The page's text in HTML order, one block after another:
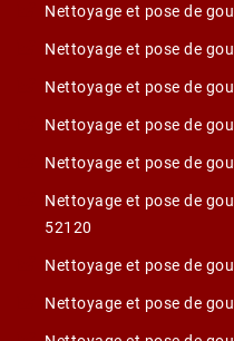
Nettoyage et pose de
Nettoyage et pose de
Nettoyage et pose de
Nettoyage et pose de
Nettoyage et pose de
Nettoyage et pose de
52120
Nettoyage et pose de
Nettoyage et pose de